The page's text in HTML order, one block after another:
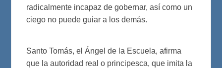
radicalmente incapaz de gobernar, así como un
ciego no puede guiar a los demás.
Santo Tomás, el Ángel de la Escuela, afirma
que la autoridad real o principesca, que imita la